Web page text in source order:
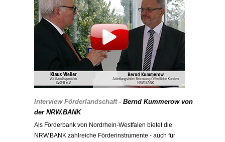
Interview Förderlandschaft -Bernd Kummerow von
der NRW.BANK
Als Förderbank von Nordrhein-Westfalen bietet die
NRW.BANK zahlreiche Förderinstrumente - auch für